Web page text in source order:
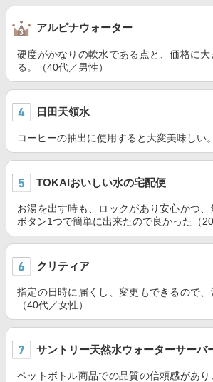
アルピナウォーター
硬度がかなりの軟水である点と、価格に
る。（40代／男性）
日田天領水
コーヒーの抽出に使用すると大変美味しい
TOKAIおいしい水の宅配便
お湯を出す時も、ロックがあり安心かつ、
ボタン1つで簡単に出来たので良かった（20
クリティア
指定の日時に届くし、変更もできるので、
（40代／女性）
サントリー天然水ウォーターサーバ
ペットボトル商品での品質の信頼感があ